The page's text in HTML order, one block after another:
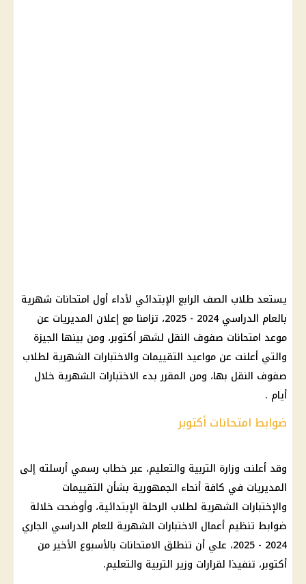
يستعد طلاب الصف الرابع الإبتدائي لأداء أول امتحانات شهرية
بالعام الدراسي
2024 - 2025، تزامنا مع إعلان المديريات عن
موعد امتحانات صفوف النقل لشهر أكتوبر، ومن بينها الجيزة
والتي أعلنت عن مواعيد التقييمات والاختبارات الشهرية لطلاب
صفوف النقل بها، ومن المقرر بدء الاختبارات الشهرية خلال
أيام .
ضوابط امتحانات أكتوبر
وقد أعلنت وزارة التربية والتعليم، عبر خطاب رسمي أرسلته إلى
المديريات في كافة أنحاء الجمهورية بشأن التقييمات
والإختبارات الشهرية لطلاب الرحلة الإبتدائية، وأوضحت خلالة
ضوابط تنظيم أعمال الاختبارات الشهرية للعام الدراسي الجاري
2024 - 2025، علي أن تنطلق
الامتحانات بالأسبوع الأخير من
أكتوبر، تنفيذا لقرارات وزير التربية والتعليم.